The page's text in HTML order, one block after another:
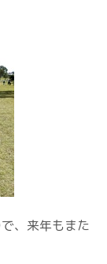
、来年もまた